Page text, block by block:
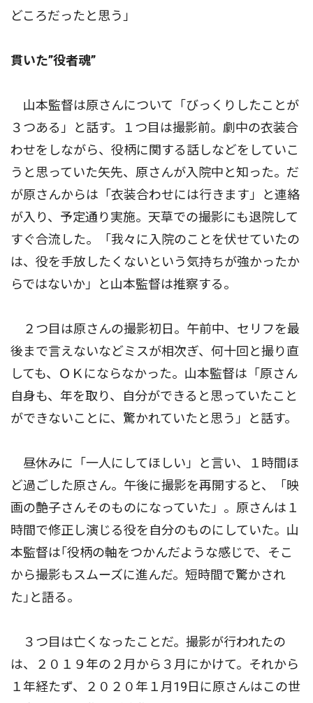
どころだったと思う」
貫いた”役者魂”
山本監督は原さんについて「びっくりしたことが
３つある」と話す。１つ目は撮影前。劇中の衣装合
わせをしながら、役柄に関する話しなどをしていこ
うと思っていた矢先、原さんが入院中と知った。だ
が原さんからは「衣装合わせには行きます」と連絡
が入り、予定通り実施。天草での撮影にも退院して
すぐ合流した。「我々に入院のことを伏せていたの
は、役を手放したくないという気持ちが強かったか
らではないか」と山本監督は推察する。
２つ目は原さんの撮影初日。午前中、セリフを最
後まで言えないなどミスが相次ぎ、何十回と撮り直
しても、ＯＫにならなかった。山本監督は「原さん
自身も、年を取り、自分ができると思っていたこと
ができないことに、驚かれていたと思う」と話す。
昼休みに「一人にしてほしい」と言い、１時間ほ
ど過ごした原さん。午後に撮影を再開すると、「映
画の艶子さんそのものになっていた」。原さんは１
時間で修正し演じる役を自分のものにしていた。山
本監督は｢役柄の軸をつかんだような感じで、そこ
から撮影もスムーズに進んだ。短時間で驚かされ
た｣と語る。
３つ目は亡くなったことだ。撮影が行われたの
は、２０１９年の２月から３月にかけて。それから
１年経たず、２０２０年１月19日に原さんはこの世